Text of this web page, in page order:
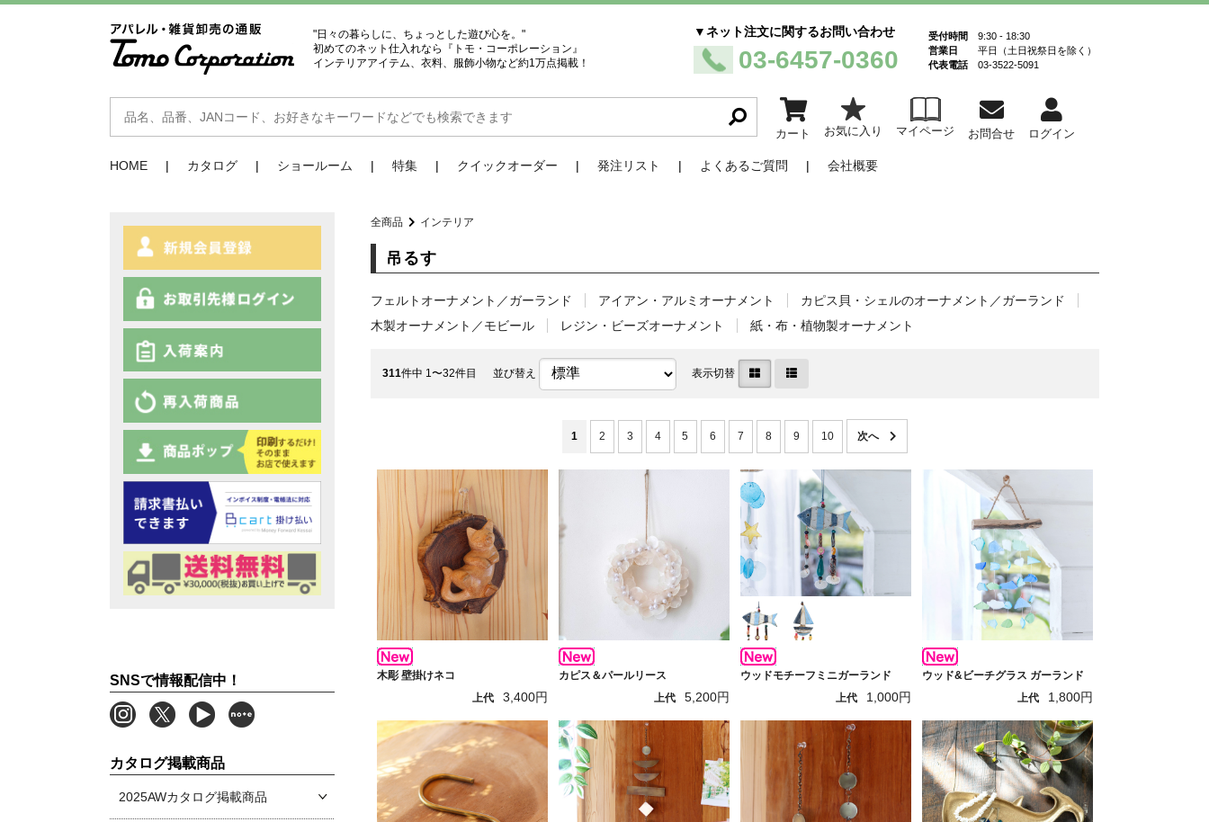
"日々の暮らしに、ちょっとした遊び心を。"
初めてのネット仕入れなら『トモ・コーポレーション』
インテリアアイテム、衣料、服飾小物など約1万点掲載！
▼ネット注文に関するお問い合わせ
03-6457-0360
受付時間 9:30 - 18:30
営業日 平日（土日祝祭日を除く）
代表電話 03-3522-5091
カート お気に入り マイページ お問合せ ログイン
HOME カタログ ショールーム 特集 クイックオーダー 発注リスト よくあるご質問 会社概要
全商品 インテリア
吊るす
フェルトオーナメント／ガーランド アイアン・アルミオーナメント
カピス貝・シェルのオーナメント／ガーランド
木製オーナメント／モビール
レジン・ビーズオーナメント 紙・布・植物製オーナメント
311件中 1〜32件目 並び替え 表示切替
1 2 3 4 5 6 7 8 9 10
木彫 壁掛けネコ
上代
3,400円
カピス＆パールリース
上代
5,200円
ウッドモチーフミニガーランド
上代
1,000円
ウッド&ビーチグラス ガーランド
上代
1,800円
SNSで情報配信中！
カタログ掲載商品
2025AWカタログ掲載商品